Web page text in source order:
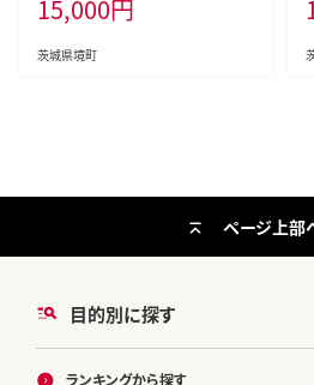
7年産/白米】K2457
15,000円
茨城県境町
目的別に探す
ランキングから探す
ページ上部